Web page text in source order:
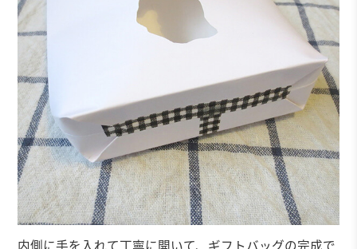
内側に手を入れて丁寧に開いて、ギフトバッグの完成で